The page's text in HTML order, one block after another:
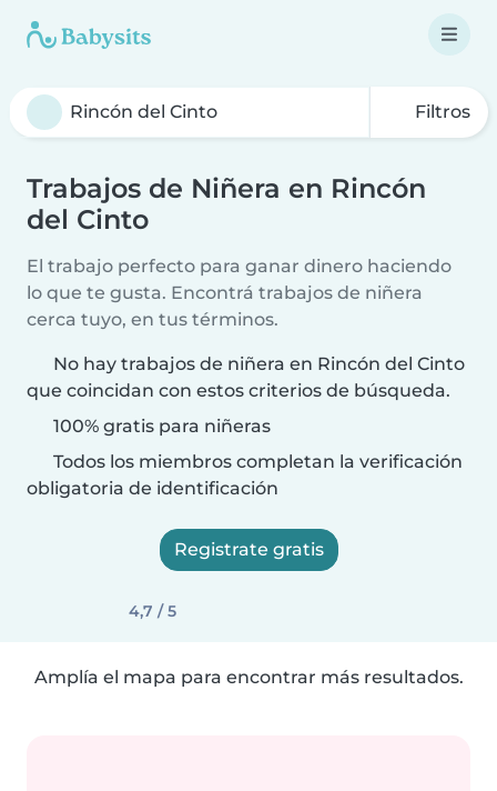
Filtros
Trabajos de Niñera en Rincón
del Cinto
El trabajo perfecto para ganar dinero haciendo
lo que te gusta. Encontrá trabajos de niñera
cerca tuyo, en tus términos.
No hay trabajos de niñera en Rincón del Cinto
que coincidan con estos criterios de búsqueda.
100% gratis para niñeras
Todos los miembros completan la verificación
obligatoria de identificación
Registrate gratis
4,7 / 5
Amplía el mapa para encontrar más resultados.